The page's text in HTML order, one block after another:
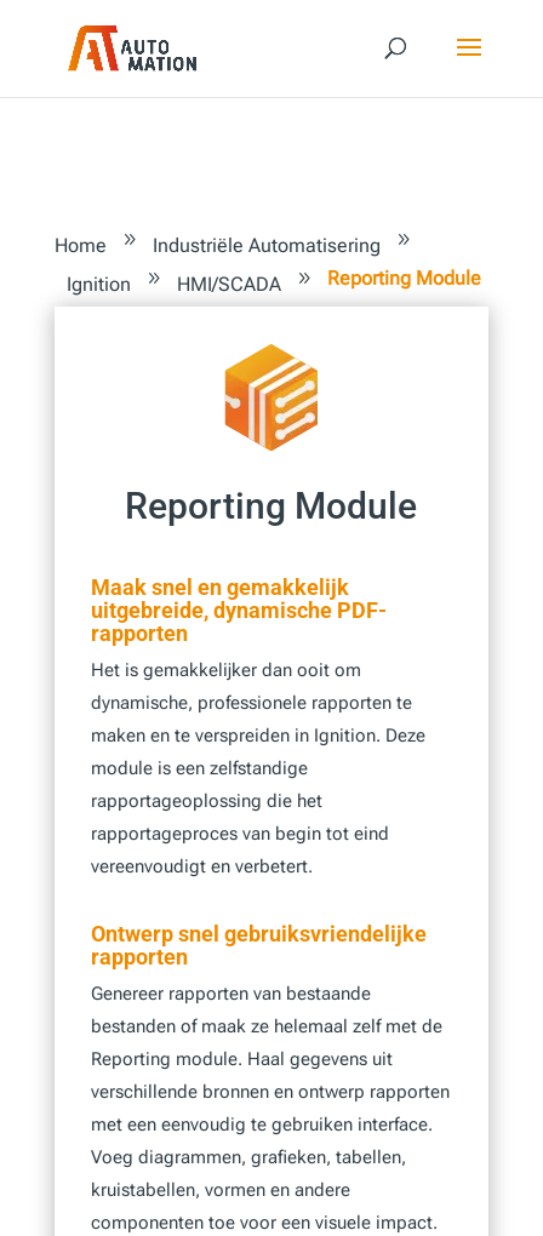
Home 9 Industriële Automatisering 9
Ignition 9 HMI/SCADA 9 Reporting Module
Reporting Module
Maak snel en gemakkelijk
uitgebreide, dynamische PDF-
rapporten
Het is gemakkelijker dan ooit om
dynamische, professionele rapporten te
maken en te verspreiden in Ignition. Deze
module is een zelfstandige
rapportageoplossing die het
rapportageproces van begin tot eind
vereenvoudigt en verbetert.
Ontwerp snel gebruiksvriendelijke
rapporten
Genereer rapporten van bestaande
bestanden of maak ze helemaal zelf met de
Reporting module. Haal gegevens uit
verschillende bronnen en ontwerp rapporten
met een eenvoudig te gebruiken interface.
Voeg diagrammen, grafieken, tabellen,
kruistabellen, vormen en andere
componenten toe voor een visuele impact.